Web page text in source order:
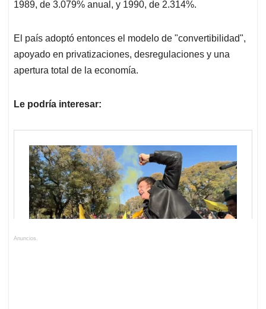
1989, de 3.079% anual, y 1990, de 2.314%.
El país adoptó entonces el modelo de "convertibilidad",
apoyado en privatizaciones, desregulaciones y una
apertura total de la economía.
Le podría interesar:
Anuncios.